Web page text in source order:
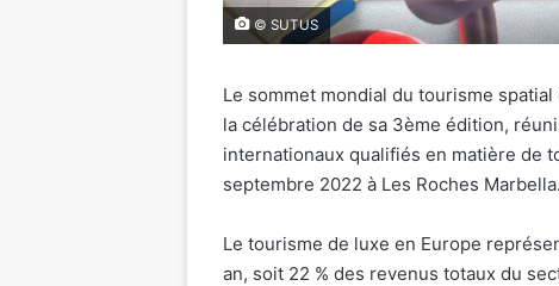
© SUTUS
Le sommet mondial du tourisme
la célébration de sa 3ème édition,
internationaux qualifiés en matière de
septembre 2022 à Les Roches Marbella.
Le tourisme de luxe en Europe
an, soit 22 % des revenus totaux du